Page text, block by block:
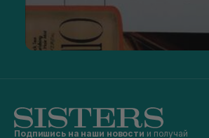
Подпишись на наши новости и получай